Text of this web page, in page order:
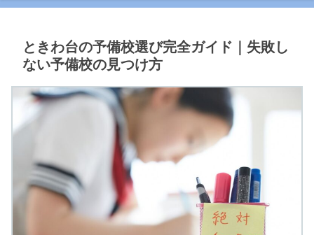
ときわ台の予備校選び完全ガイド｜失敗し
ない予備校の見つけ方